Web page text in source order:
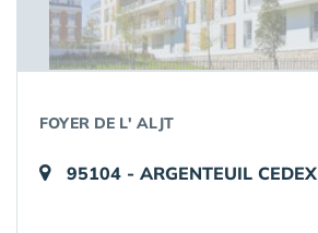
FOYER DE L' ALJT
95104 - ARGENTEUIL CEDEX